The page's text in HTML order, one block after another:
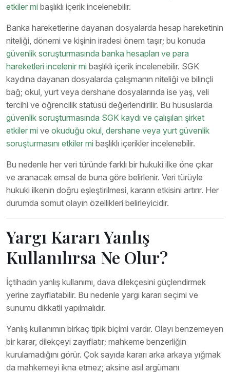
etkiler mi başlıklı içerik incelenebilir.
Banka hareketlerine dayanan dosyalarda hesap hareketinin
niteliği, dönemi ve kişinin iradesi önem taşır; bu konuda
güvenlik soruşturmasında banka hesapları ve para
hareketleri incelenir mi başlıklı içerik incelenebilir. SGK
kaydına dayanan dosyalarda çalışmanın niteliği ve bilinçli
bağ; okul, yurt veya dershane dosyalarında ise yaş, veli
tercihi ve öğrencilik statüsü değerlendirilir. Bu hususlarda
güvenlik soruşturmasında SGK kaydı ve çalışılan şirket
etkiler mi ve okuduğu okul, dershane veya yurt güvenlik
soruşturmasını etkiler mi başlıklı içerikler incelenebilir.
Bu nedenle her veri türünde farklı bir hukuki ilke öne çıkar
ve aranacak emsal de buna göre belirlenir. Veri türüyle
hukuki ilkenin doğru eşleştirilmesi, kararın etkisini artırır. Her
durumda somut olayın özellikleri belirleyicidir.
Yargı Kararı Yanlış
Kullanılırsa Ne Olur?
İçtihadın yanlış kullanımı, dava dilekçesini güçlendirmek
yerine zayıflatabilir. Bu nedenle yargı kararı seçimi ve
sunumu dikkatli yapılmalıdır.
Yanlış kullanımın birkaç tipik biçimi vardır. Olayı benzemeyen
bir karar, dilekçeyi zayıflatır; mahkeme benzerliğin
kurulamadığını görür. Çok sayıda kararı arka arkaya yığmak
da mahkemeyi ikna etmez; aksine asıl argümanı